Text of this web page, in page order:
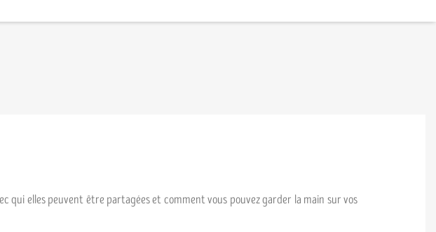
qui elles peuvent être partagées et comment vous pouvez garder la main sur vos